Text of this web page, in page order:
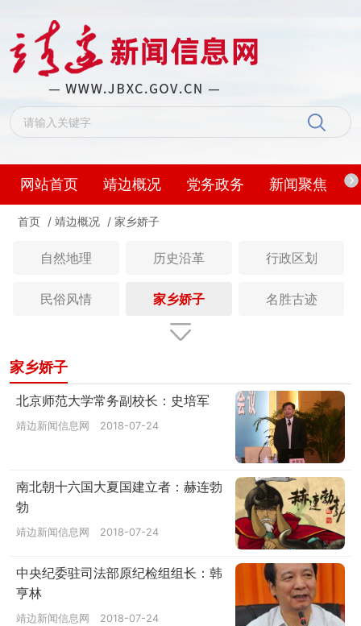
网站首页 靖边概况 党务政务 新闻聚焦
首页 / 靖边概况 / 家乡娇子
自然地理 历史沿革 行政区划
民俗风情 家乡娇子 名胜古迹
家乡娇子
北京师范大学常务副校长：史培军
靖边新闻信息网 2018-07-24
南北朝十六国大夏国建立者：赫连勃
勃
靖边新闻信息网 2018-07-24
中央纪委驻司法部原纪检组组长：韩
亨林
靖边新闻信息网 2018-07-24